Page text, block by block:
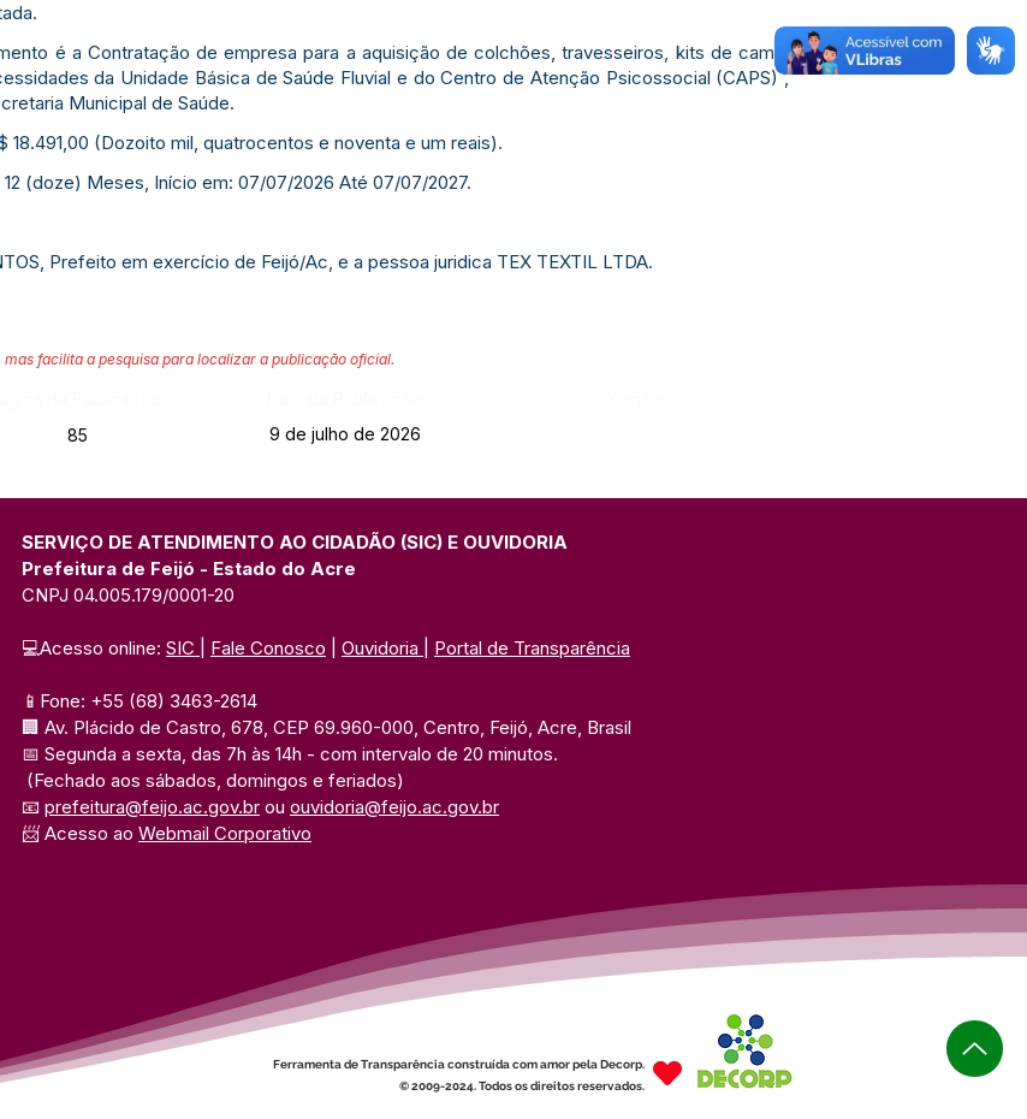
é a Contratação de empresa para a aquisição de colchões, travesseiros, kits de cama,
da Unidade Básica de Saúde Fluvial e do Centro de Atenção Psicossocial (CAPS) ,
Municipal de Saúde.
18.491,00 (Dozoito mil, quatrocentos e noventa e um reais).
(doze) Meses, Início em: 07/07/2026 Até 07/07/2027.
Prefeito em exercício de Feijó/Ac, e a pessoa juridica TEX TEXTIL LTDA.
facilita a pesquisa para localizar a publicação oficial.
85 9 de julho de 2026
SERVIÇO DE ATENDIMENTO AO CIDADÃO (SIC) E OUVIDORIA
Prefeitura de Feijó - Estado do Acre
CNPJ 04.005.179/0001-20
💻Acesso online: SIC Fale Conosco Ouvidoria Portal de Transparência
📱Fone: +55 (68) 3463-2614
🏢 Av. Plácido de Castro, 678, CEP 69.960-000, Centro, Feijó, Acre, Brasil
📅 Segunda a sexta, das 7h às 14h - com intervalo de 20 minutos.
(Fechado aos sábados, domingos e feriados)
📧 prefeitura@feijo.ac.gov.br ou ouvidoria@feijo.ac.gov.br
📨 Acesso ao Webmail Corporativo
Ferramenta de Transparência construída com amor pela Decorp.
© 2009-2024. Todos os direitos reservados.